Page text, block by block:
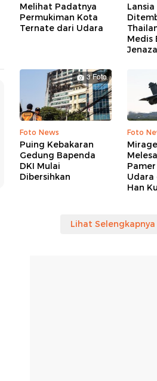
Melihat Padatnya
Permukiman Kota
Ternate dari Udara
Medis
3 Foto
Foto News
Puing Kebakaran
Gedung Bapenda
DKI Mulai
Dibersihkan
Foto
Udara
Han
Lihat Selengkapnya